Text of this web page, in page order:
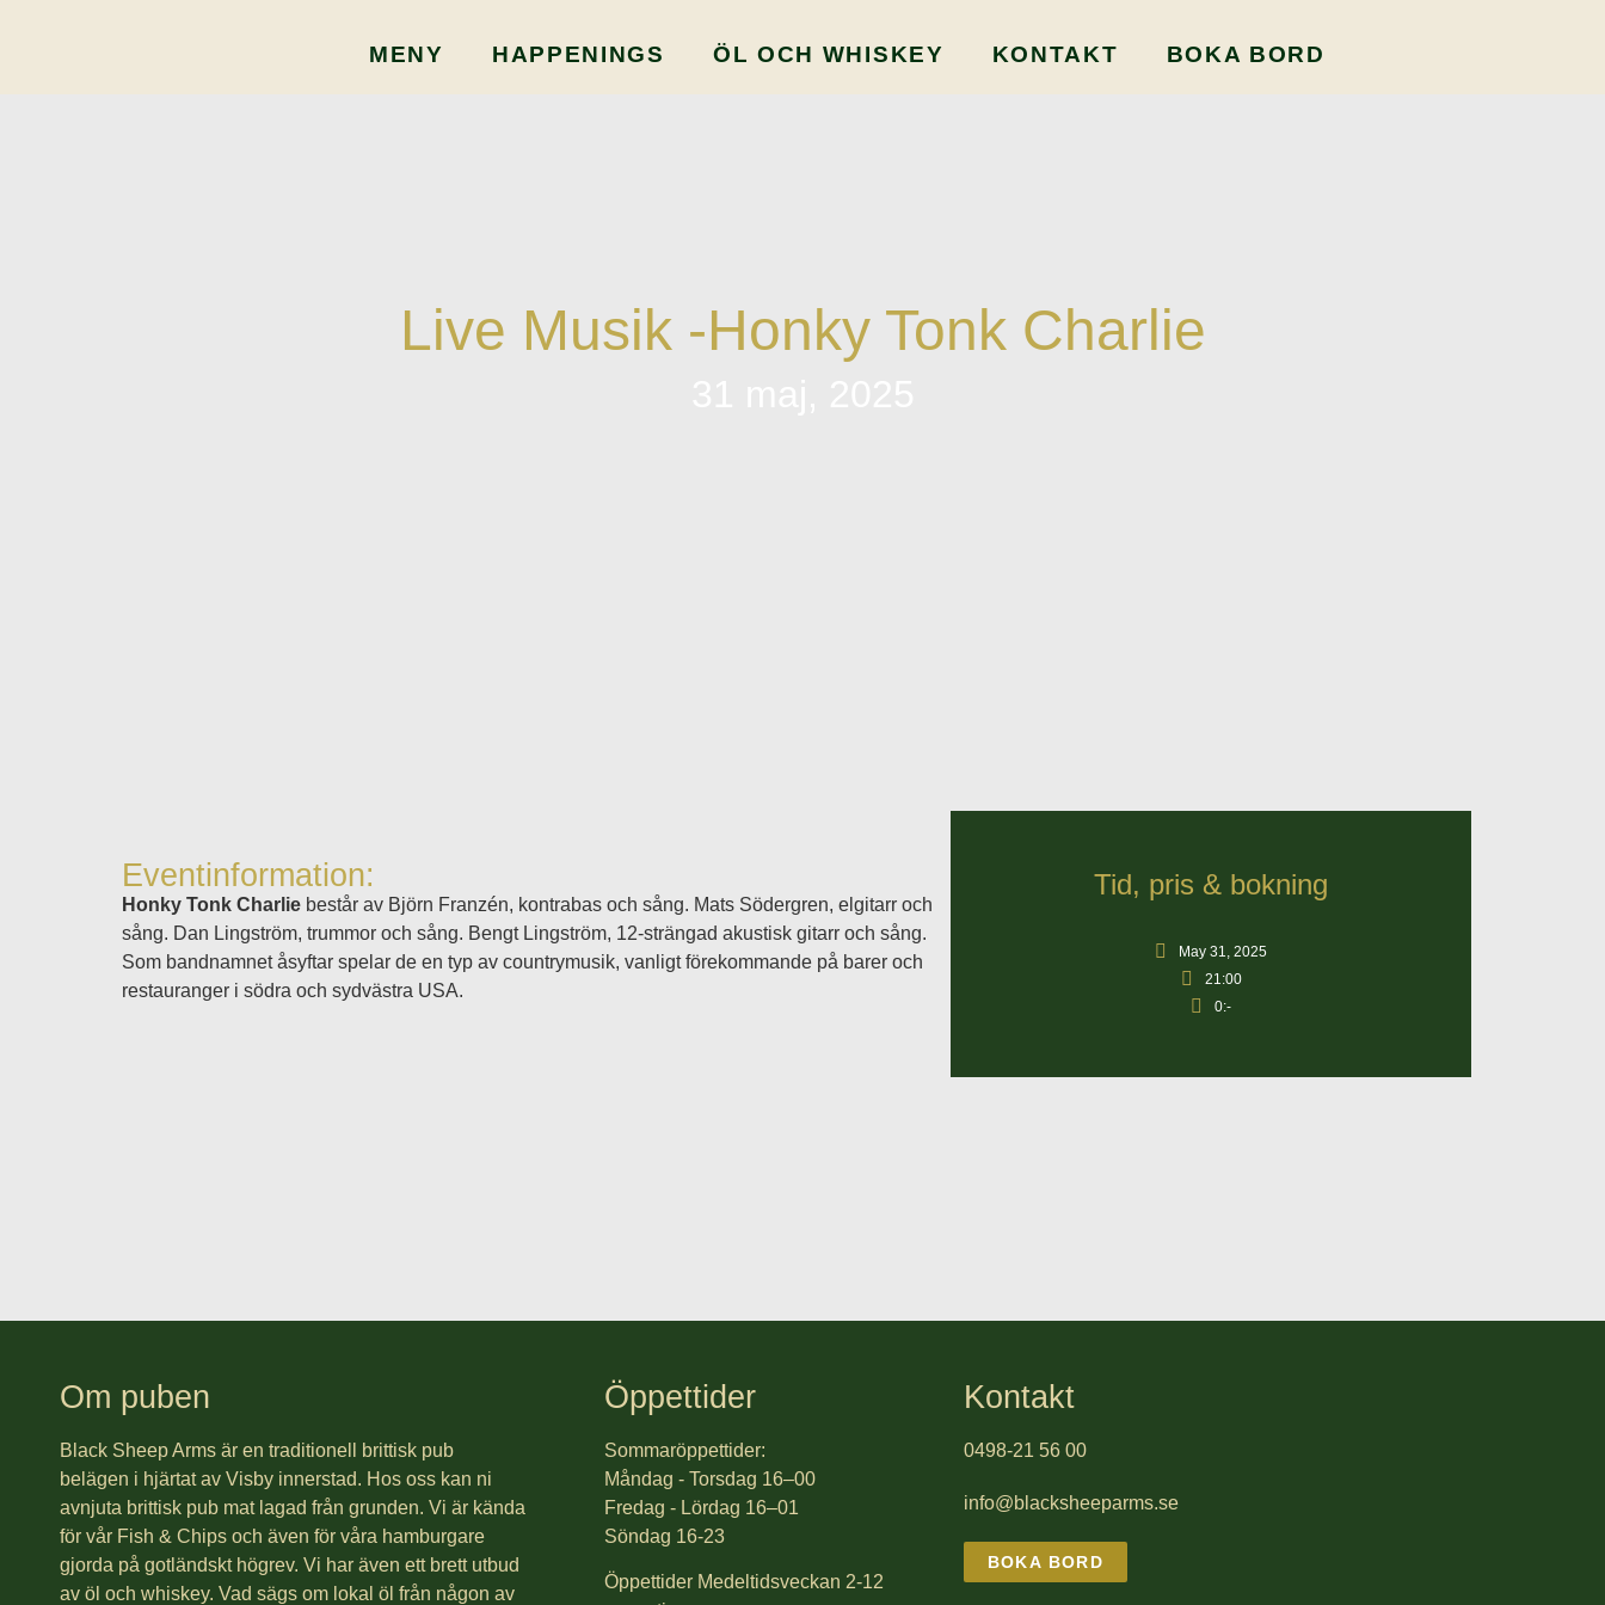
MENY HAPPENINGS ÖL OCH WHISKEY KONTAKT BOKA BORD
Live Musik -Honky Tonk Charlie
Eventinformation:
Honky Tonk Charlie består av Björn Franzén, kontrabas och sång. Mats Södergren, elgitarr och
sång. Dan Lingström, trummor och sång. Bengt Lingström, 12-strängad akustisk gitarr och sång.
Som bandnamnet åsyftar spelar de en typ av countrymusik, vanligt förekommande på barer och
restauranger i södra och sydvästra USA.
Tid, pris & bokning
May 31, 2025
21:00
0:-
Om puben
Black Sheep Arms är en traditionell brittisk pub
belägen i hjärtat av Visby innerstad. Hos oss kan ni
avnjuta brittisk pub mat lagad från grunden. Vi är kända
för vår Fish & Chips och även för våra hamburgare
gjorda på gotländskt högrev. Vi har även ett brett utbud
av öl och whiskey. Vad sägs om lokal öl från någon av
Öppettider
Sommaröppettider:
Måndag - Torsdag 16–00
Fredag - Lördag 16–01
Söndag 16-23
Öppettider Medeltidsveckan 2-12
Kontakt
0498-21 56 00
info@blacksheeparms.se
BOKA BORD